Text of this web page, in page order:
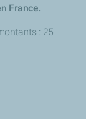
France.
: 25